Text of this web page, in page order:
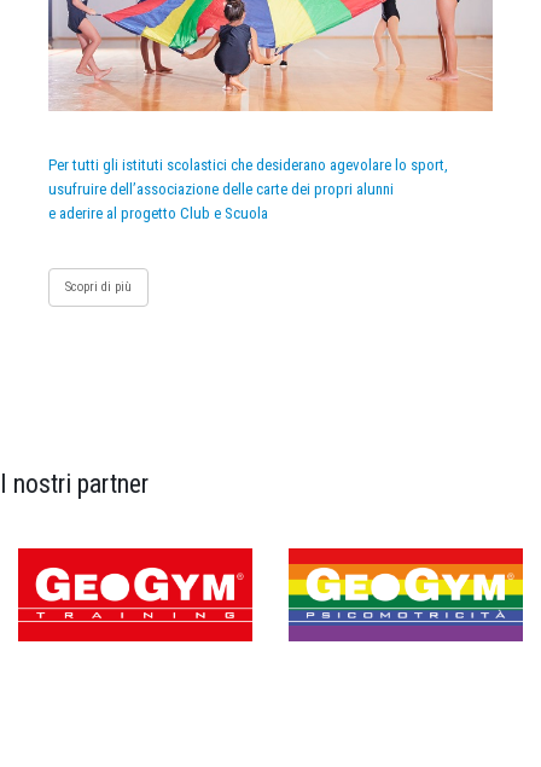
Per tutti gli istituti scolastici che desiderano agevolare lo sport,
usufruire dell’associazione delle carte dei propri alunni
e aderire al progetto Club e Scuola
Scopri di più
I nostri partner